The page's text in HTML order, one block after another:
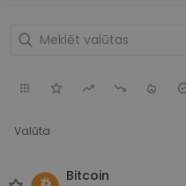
Valūta
Bitcoin